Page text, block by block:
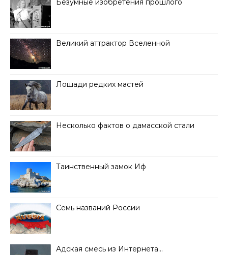
Безумные изобретения прошлого
Великий аттрактор Вселенной
Лошади редких мастей
Несколько фактов о дамасской стали
Таинственный замок Иф
Семь названий России
Адская смесь из Интернета…